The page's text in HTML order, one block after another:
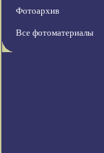
Фотоархив
Все фотоматериалы